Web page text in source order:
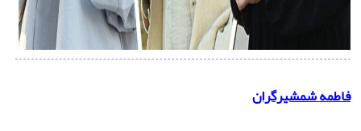
فاطمه شمشیرگران